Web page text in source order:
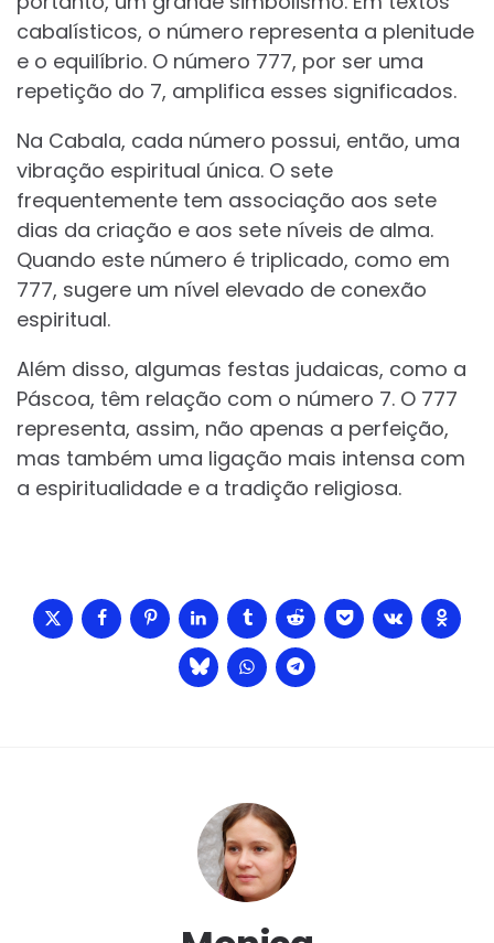
cabalísticos, o número representa a plenitude
e o equilíbrio. O número 777, por ser uma
repetição do 7, amplifica esses significados.
Na Cabala, cada número possui, então, uma
vibração espiritual única. O sete
frequentemente tem associação aos sete
dias da criação e aos sete níveis de alma.
Quando este número é triplicado, como em
777, sugere um nível elevado de conexão
espiritual.
Além disso, algumas festas judaicas, como a
Páscoa, têm relação com o número 7. O 777
representa, assim, não apenas a perfeição,
mas também uma ligação mais intensa com
a espiritualidade e a tradição religiosa.